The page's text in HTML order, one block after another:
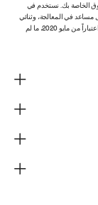
الخاصة بك. نستخدم في
في المعالجة، وثنائي
ميثيل بولي سيلوكسين لتقليل تناثر الزيت عند الطهي. هذه المعلومات صحيحة اعتباراً من مايو 2020، ما لم